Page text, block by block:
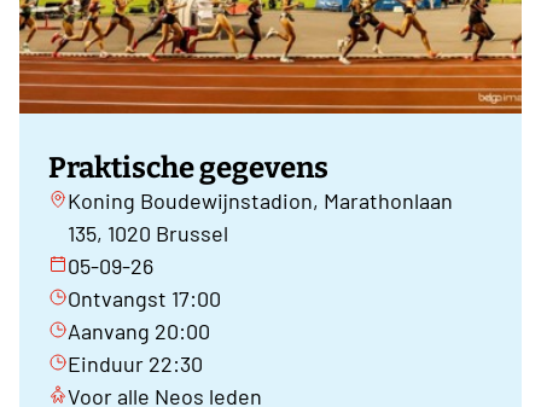
Praktische gegevens
Koning Boudewijnstadion, Marathonlaan
135, 1020 Brussel
05-09-26
Ontvangst 17:00
Aanvang 20:00
Einduur 22:30
Voor alle Neos leden